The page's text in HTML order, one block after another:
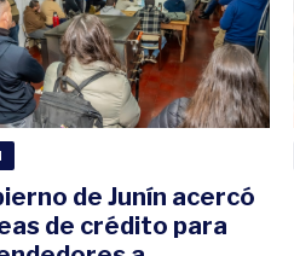
de Junín acercó
de crédito para